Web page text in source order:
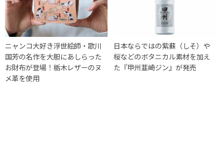
ニャンコ大好き浮世絵師・歌川
国芳の名作を大胆にあしらった
お財布が登場！栃木レザーのヌ
メ革を使用
日本ならではの紫蘇（しそ）や
桜などのボタニカル素材を加え
た『甲州韮崎ジン』が発売